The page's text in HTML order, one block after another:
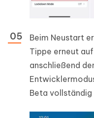
Beim Neustart
Tippe erneut
anschließend
Beta vollständig